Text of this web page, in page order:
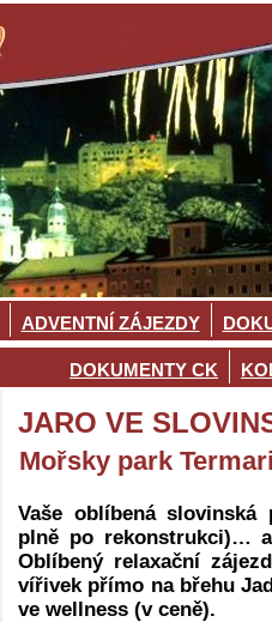
ADVENTNÍ ZÁJEZDY
DOKUMENTY CK
JARO VE
Mořsky park
Vaše oblíbená
plně po rekonstrukci)…
Oblíbený relaxační
vířivek přímo na břehu
ve wellness (v ceně).